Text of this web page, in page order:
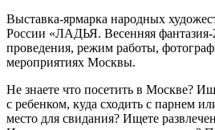
Выставка-ярмарка народных
России «ЛАДЬЯ. Весенняя фантазия-
проведения, режим работы,
мероприятиях Москвы.
Не знаете что посетить в Москве?
с ребенком, куда сходить с парнем
место для свидания? Ищете